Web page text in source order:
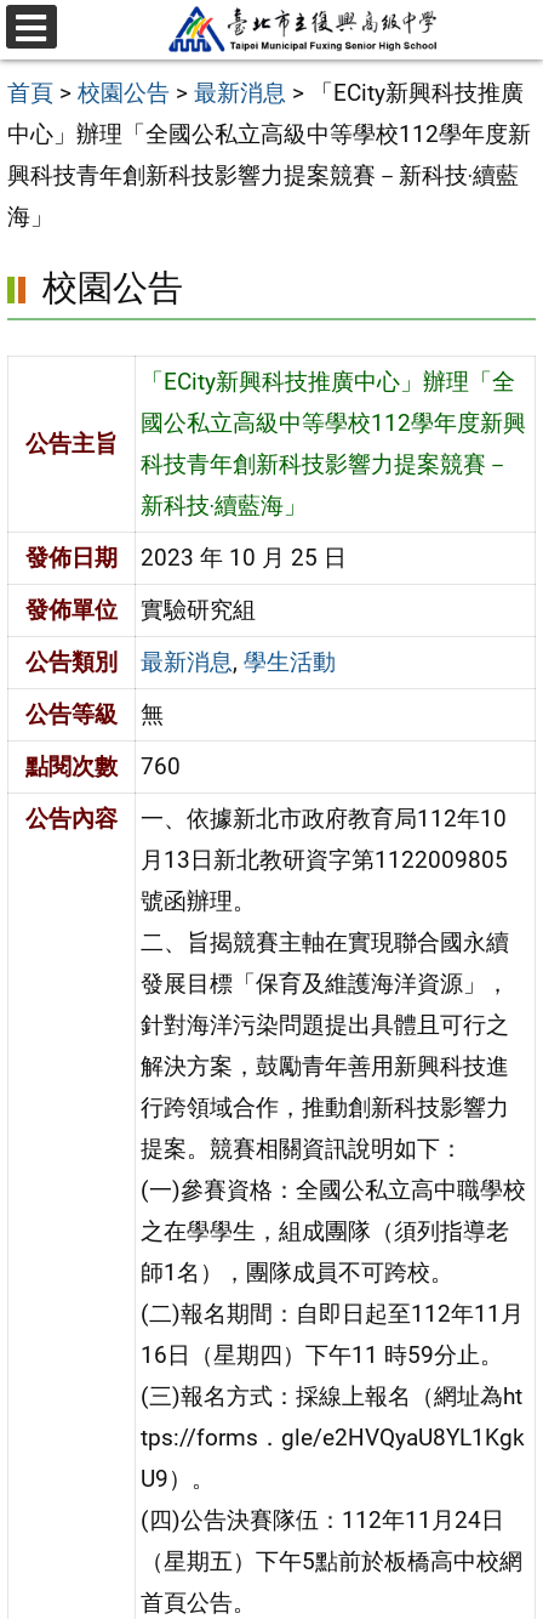
跳
至
主
要
內
容
選
單
首頁 > 校園公告 > 最新消息 >
「ECity新興科技推廣
中心」辦理「全國公私立高級中等學校112學年度新
興科技青年創新科技影響力提案競賽－新科技‧續藍
海」
校園公告
公告主旨
「ECity新興科技推廣中心」辦理「全
國公私立高級中等學校112學年度新興
科技青年創新科技影響力提案競賽－
新科技‧續藍海」
發佈日期
2023 年 10 月 25 日
發佈單位
實驗研究組
公告類別
最新消息,學生活動
公告等級
無
點閱次數
760
公告內容
一、依據新北市政府教育局112年10
月13日新北教研資字第1122009805
號函辦理。
二、旨揭競賽主軸在實現聯合國永續
發展目標「保育及維護海洋資源」，
針對海洋污染問題提出具體且可行之
解決方案，鼓勵青年善用新興科技進
行跨領域合作，推動創新科技影響力
提案。競賽相關資訊說明如下：
(一)參賽資格：全國公私立高中職學校
之在學學生，組成團隊（須列指導老
師1名），團隊成員不可跨校。
(二)報名期間：自即日起至112年11月
16日（星期四）下午11 時59分止。
(三)報名方式：採線上報名（網址為ht
tps://forms．gle/e2HVQyaU8YL1Kgk
U9）。
(四)公告決賽隊伍：112年11月24日
（星期五）下午5點前於板橋高中校網
首頁公告。